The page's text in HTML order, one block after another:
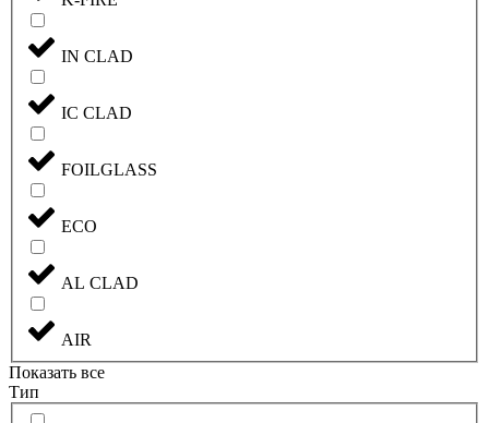
IN CLAD
IC CLAD
FOILGLASS
ECO
AL CLAD
AIR
Показать все
Тип